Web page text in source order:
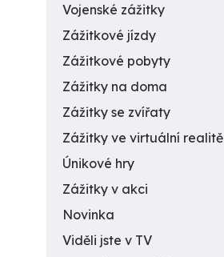
Vojenské zážitky
Zážitkové jízdy
Zážitkové pobyty
Zážitky na doma
Zážitky se zvířaty
Zážitky ve virtuální realitě
Únikové hry
Zážitky v akci
Novinka
Viděli jste v TV